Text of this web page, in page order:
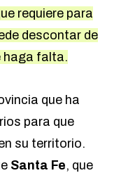
requiere para
descontar de
haga falta.
que ha
para que
su territorio.
Santa Fe, que